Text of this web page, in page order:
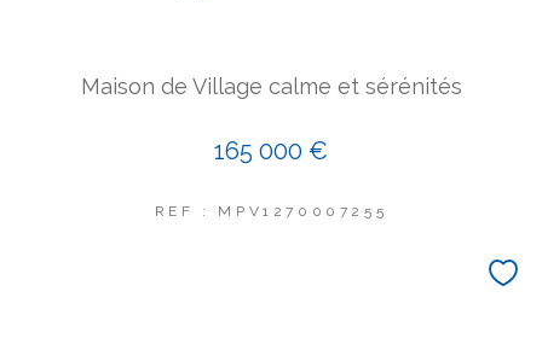
Maison de Village calme et sérénités
165 000 €
REF : MPV1270007255